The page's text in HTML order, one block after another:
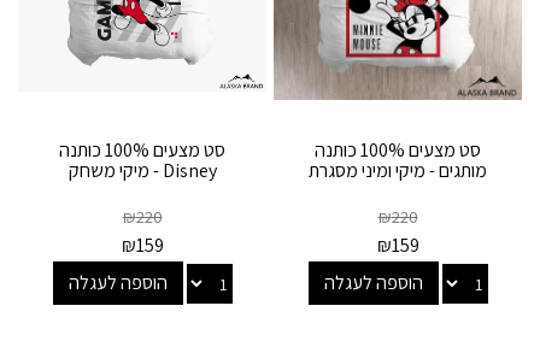
סט מצעים 100% כותנה
מותגים - מיקי ומיני מסגרת
₪220
₪159
הוספה לעגלה
סט מצעים 100% כותנה
Disney - מיקי משחק
₪220
₪159
הוספה לעגלה